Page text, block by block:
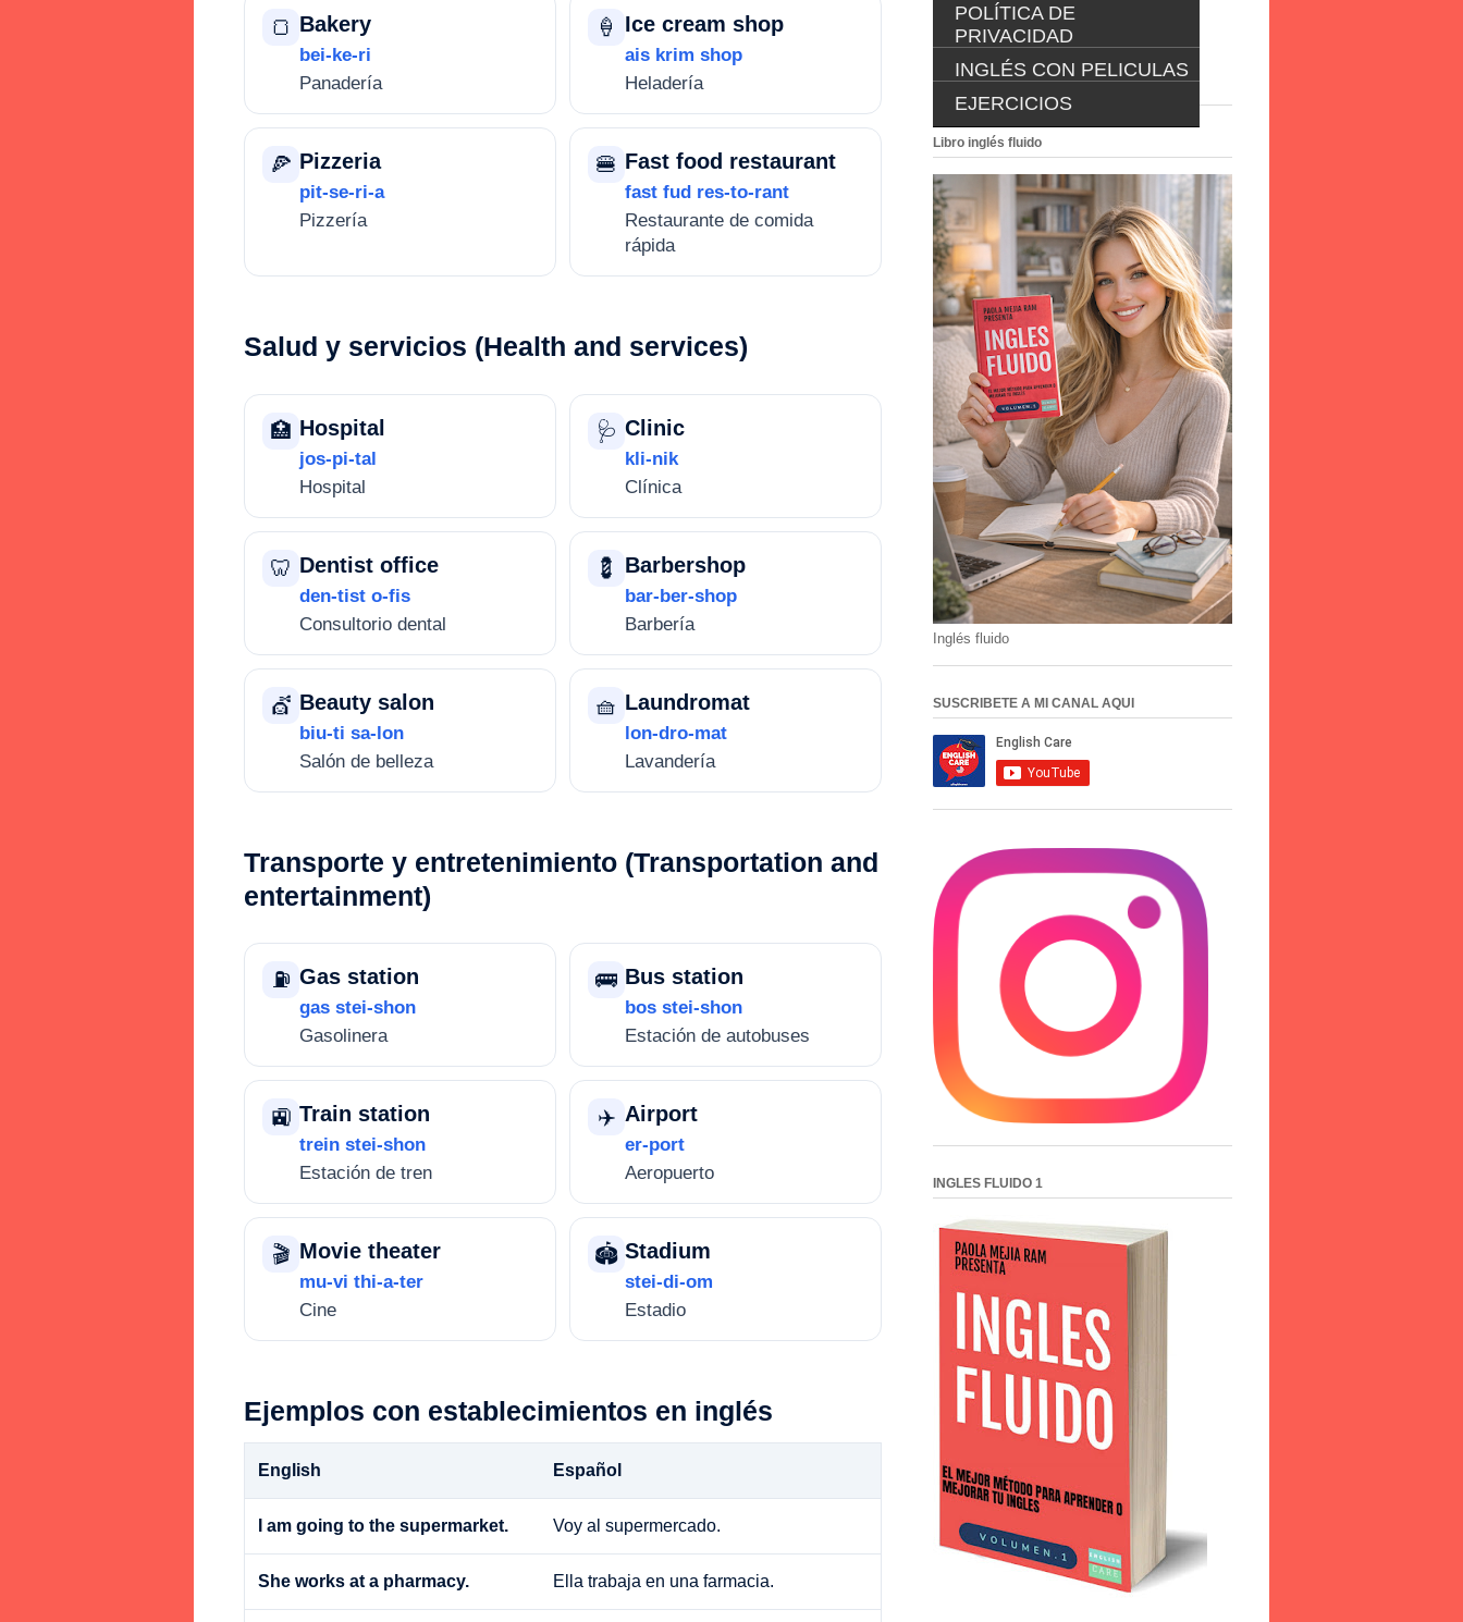
🍞 Bakery
bei-ke-ri
Panadería
🍦 Ice cream shop
ais krim shop
Heladería
🍕 Pizzeria
pit-se-ri-a
Pizzería
🍔 Fast food restaurant
fast fud res-to-rant
Restaurante de comida
rápida
Salud y servicios (Health and services)
🏥 Hospital
jos-pi-tal
Hospital
🩺 Clinic
kli-nik
Clínica
🦷 Dentist office
den-tist o-fis
Consultorio dental
💈 Barbershop
bar-ber-shop
Barbería
💇 Beauty salon
biu-ti sa-lon
Salón de belleza
🧺 Laundromat
lon-dro-mat
Lavandería
Transporte y entretenimiento (Transportation and
entertainment)
⛽ Gas station
gas stei-shon
Gasolinera
🚌 Bus station
bos stei-shon
Estación de autobuses
🚉 Train station
trein stei-shon
Estación de tren
✈️ Airport
er-port
Aeropuerto
🎬 Movie theater
mu-vi thi-a-ter
Cine
🏟️ Stadium
stei-di-om
Estadio
Ejemplos con establecimientos en inglés
English Español
I am going to the supermarket. Voy al supermercado.
She works at a pharmacy. Ella trabaja en una farmacia.
POLÍTICA DE
PRIVACIDAD
POLÍTICA DE
PRIVACIDAD
INGLÉS CON PELICULAS
INGLES CON PELICULAS
EJERCICIOS
EJERCICIOS
Libro inglés fluido
Inglés fluido
SUSCRIBETE A MI CANAL AQUI
INGLES FLUIDO 1